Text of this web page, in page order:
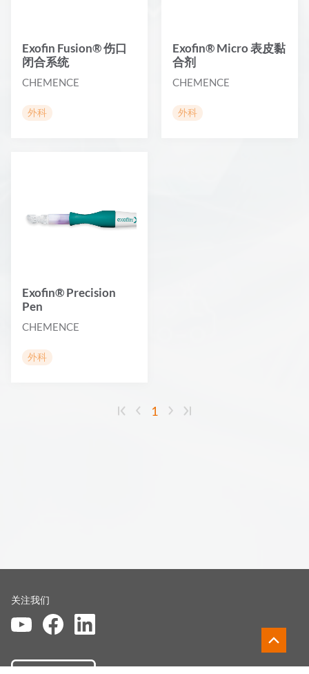
Exofin Fusion® 伤口
闭合系统
CHEMENCE
外科
Exofin® Micro 表皮黏
合剂
CHEMENCE
外科
Exofin® Precision
Pen
CHEMENCE
外科
1
关注我们